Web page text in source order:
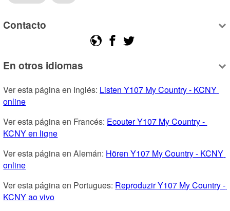
Contacto
En otros idiomas
Ver esta página en Inglés: Listen Y107 My Country - KCNY
online
Ver esta página en Francés: Ecouter Y107 My Country -
KCNY en ligne
Ver esta página en Alemán: Hören Y107 My Country - KCNY
online
Ver esta página en Portugues: Reproduzir Y107 My Country -
KCNY ao vivo